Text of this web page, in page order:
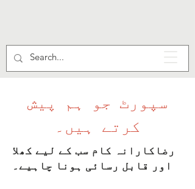
سپورٹ جو ہم پیش
کرتے ہیں۔
رضاکارانہ کام سب کے لیے کھلا
اور قابل رسائی ہونا چاہیے۔